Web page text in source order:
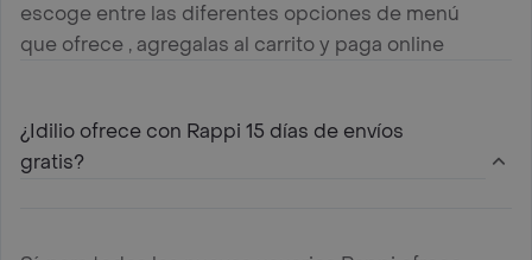
escoge entre las diferentes opciones de menú
que ofrece , agregalas al carrito y paga online
¿Idilio ofrece con Rappi 15 días de envíos
gratis?